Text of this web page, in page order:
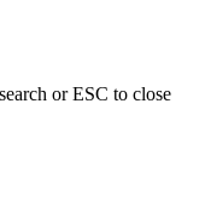
or ESC to close